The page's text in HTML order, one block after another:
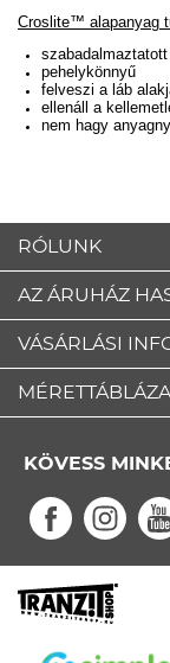
Croslite™ alapanyag
pehelykönnyű
felveszi a láb
ellenáll a
nem hagy
RÓLUNK
AZ ÁRUHÁZ
VÁSÁRLÁSI
KÖVESS